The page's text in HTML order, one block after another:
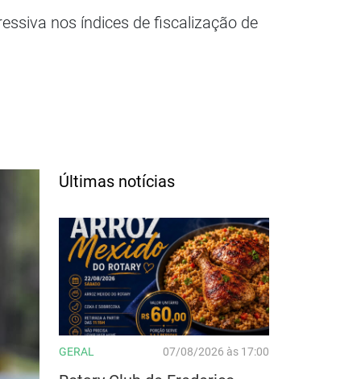
nos índices de fiscalização de
Últimas notícias
GERAL 07/08/2026 às 17:00